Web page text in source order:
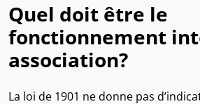
Quel doit être le
fonctionnement
association?
La loi de 1901 ne donne pas